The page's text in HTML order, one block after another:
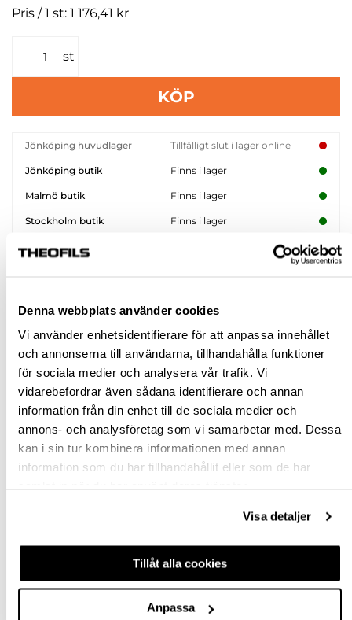
Denna webbplats använder cookies
Vi använder enhetsidentifierare för att anpassa innehållet
och annonserna till användarna, tillhandahålla funktioner
för sociala medier och analysera vår trafik. Vi
vidarebefordrar även sådana identifierare och annan
information från din enhet till de sociala medier och
annons- och analysföretag som vi samarbetar med. Dessa
kan i sin tur kombinera informationen med annan
information som du har tillhandahållit eller som de har
Visa detaljer
Tillåt alla cookies
Anpassa
Pris / 1 st: 1 176,41 kr
st
KÖP
Jönköping huvudlager Tillfälligt slut i lager online
Jönköping butik Finns i lager
Malmö butik Finns i lager
Stockholm butik Finns i lager
Snabba leveranser
BESKRIVNING
SPECIFIKATION
FRÅGA OM PRODUKT
RECENSIONER